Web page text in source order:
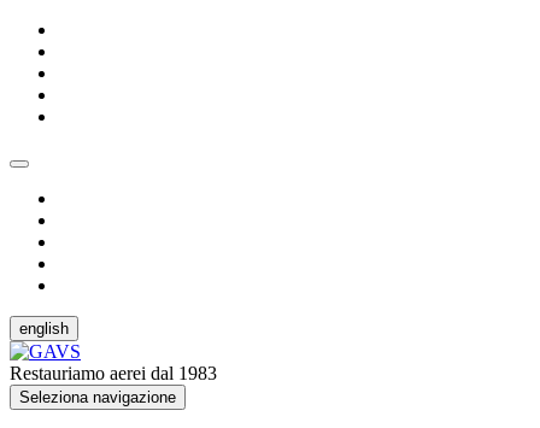
english
Restauriamo aerei dal 1983
Seleziona navigazione